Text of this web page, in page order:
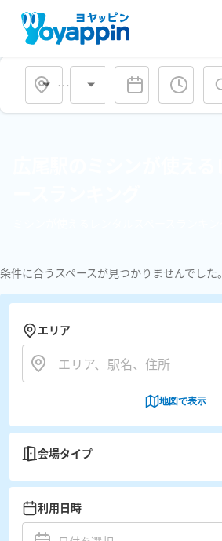
会場タイプ
条件に合うスペースが見つかりませんでした。
エリア
地図で表示
会場タイプ
利用日時